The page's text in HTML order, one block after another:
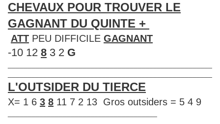
CHEVAUX POUR TROUVER LE
GAGNANT DU QUINTE +
ATT PEU DIFFICILE GAGNANT
-10 12 8 3 2 G
L'OUTSIDER DU TIERCE
X= 1 6 3 8 11 7 2 13 Gros outsiders = 5 4 9